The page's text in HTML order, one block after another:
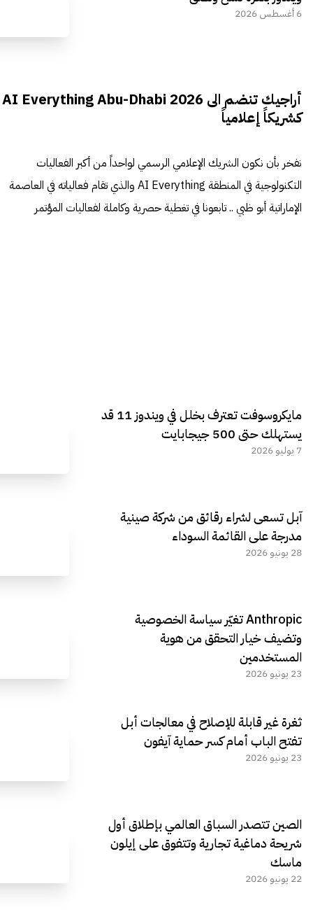
6 أغسطس 2026
أراجيك تنضم الى AI Everything Abu-Dhabi 2026
كشريكاً إعلامياً
نفخر بأن نكون الشريك الإعلامي الرسمي لواحداً من أكبر الفعاليات
التكنولوجية في المنطقة AI Everything والذي تقام فعالياته في العاصمة
الإماراتية أبو ظبي .. تابعونا في تغطية حصرية وكاملة لفعاليات المؤتمر
مايكروسوفت تعترف بخلل في ويندوز 11 قد
يستهلك حتى 500 جيجابايت
7 يوليو 2026
آبل تسعى لشراء رقائق من شركة صينية
مدرجة على القائمة السوداء
28 يونيو 2026
Anthropic تغيّر سياسة الخصوصية
وتضيف خيار التحقق من هوية
المستخدمين
23 يونيو 2026
ثغرة غير قابلة للإصلاح في معالجات أبل
تفتح الباب أمام كسر حماية آيفون
23 يونيو 2026
الصين تتصدر السباق العالمي بإطلاق أول
شريحة دماغية تجارية وتتفوق على إيلون
ماسك
22 يونيو 2026